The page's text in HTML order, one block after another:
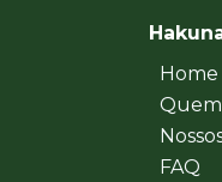
Home
FAQ